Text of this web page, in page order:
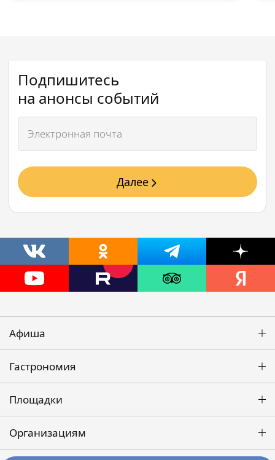
Подпишитесь
на анонсы событий
Далее
Афиша
Гастрономия
Площадки
Организациям